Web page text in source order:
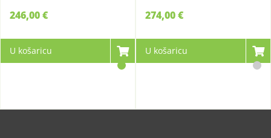
246,00 €
U košaricu
274,00 €
U košaricu